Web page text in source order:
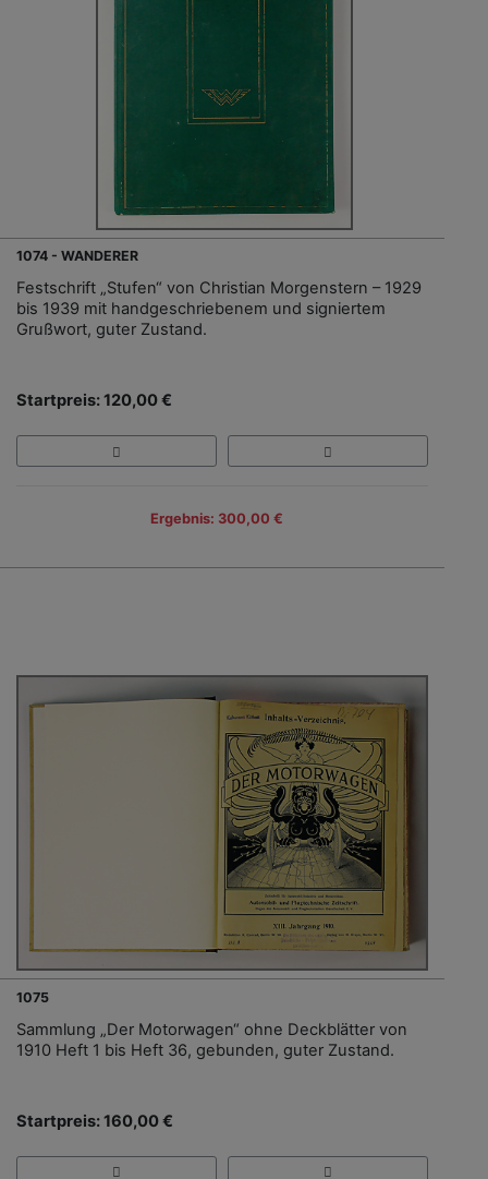
1074 - WANDERER
Festschrift „Stufen“ von Christian Morgenstern – 1929
bis 1939 mit handgeschriebenem und signiertem
Grußwort, guter Zustand.
Startpreis: 120,00 €
Ergebnis: 300,00 €
1075
Sammlung „Der Motorwagen“ ohne Deckblätter von
1910 Heft 1 bis Heft 36, gebunden, guter Zustand.
Startpreis: 160,00 €